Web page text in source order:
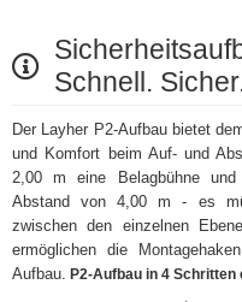
Schnell.
Der Layher P2-Aufbau bietet
und Komfort beim Auf- und
2,00 m eine Belagbühne
Abstand von 4,00 m - es
zwischen den einzelnen
ermöglichen die
Aufbau. P2-Aufbau in 4 Schritten